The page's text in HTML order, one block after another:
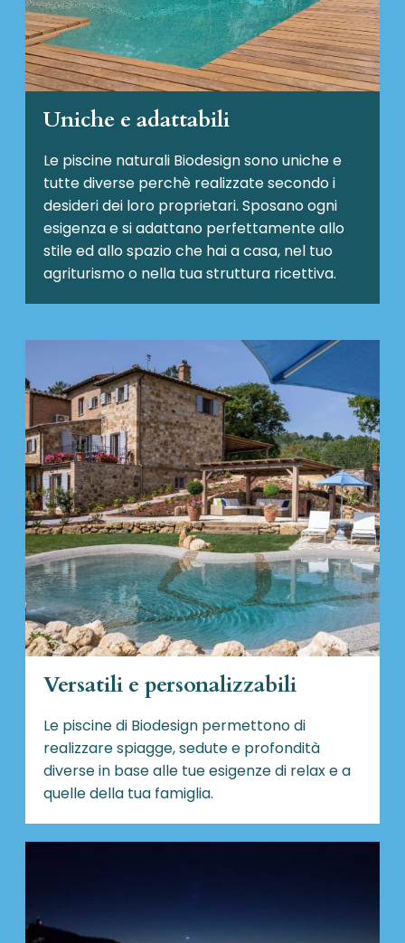
Uniche e adattabili
Le piscine naturali Biodesignsono uniche e
tutte diverse perchè realizzate secondo i
desideri dei loro proprietari. Sposano ogni
esigenza e si adattano perfettamente allo
stile ed allo spazio che hai a casa, nel tuo
agriturismo o nella tua struttura ricettiva.
Versatili e personalizzabili
Le piscine di Biodesign permettono di
realizzare spiagge, sedute e profondità
diverse in base alle tue esigenze di relax e a
quelle della tua famiglia.